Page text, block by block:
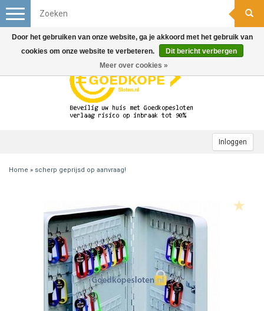
Inloggen
Toggle
navigation
Home » scherp geprijsd op aanvraag!
Door het gebruiken van onze website, ga je akkoord met het gebruik van
cookies om onze website te verbeteren.
Dit bericht verbergen
Meer over cookies »